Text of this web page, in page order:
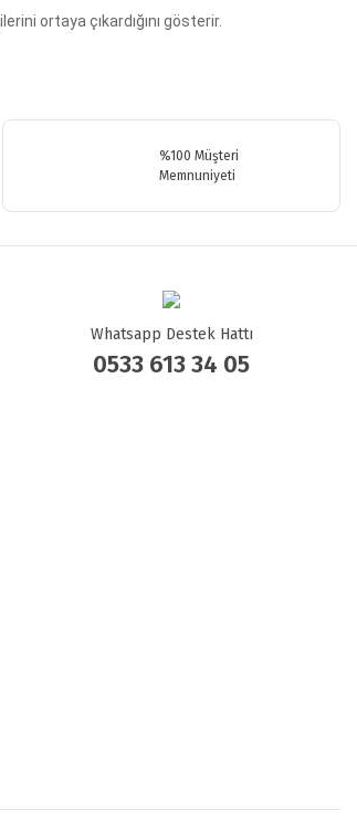
ortaya çıkardığını gösterir.
%100 Müşteri
Memnuniyeti
Whatsapp Destek Hattı
0533 613 34 05